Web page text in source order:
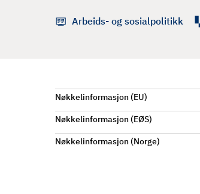
Arbeids- og sosialpolitikk
Nøkkelinformasjon (EU)
Nøkkelinformasjon (EØS)
Nøkkelinformasjon (Norge)